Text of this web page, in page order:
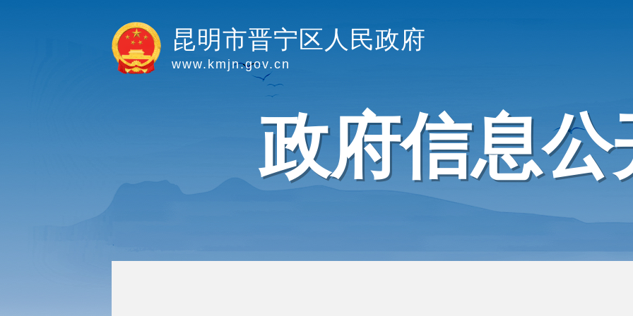
昆明市晋宁区人民政府
www.kmjn.gov.cn
政府信息公